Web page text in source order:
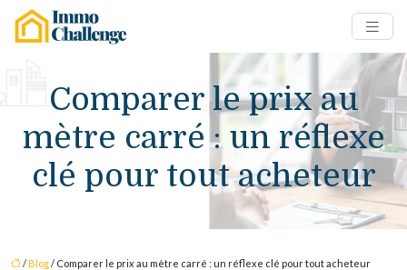
Comparer le prix au
mètre carré : un réflexe
clé pour tout acheteur
/Blog/ Comparer le prix au mètre carré : un réflexe clé pour tout acheteur